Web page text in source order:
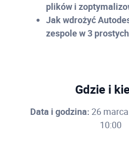
plików i
Jak wdrożyć
zespole w 3
Gdzie i
Data i godzina: 26
10:00